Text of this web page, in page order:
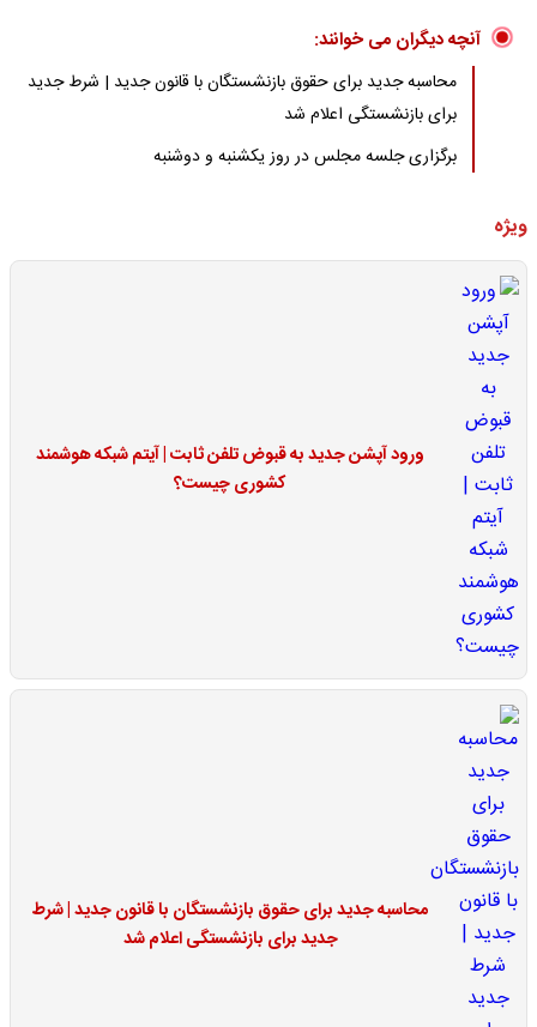
آنچه دیگران می خوانند:
محاسبه جدید برای حقوق بازنشستگان با قانون جدید | شرط جدید
برای بازنشستگی اعلام شد
برگزاری جلسه مجلس در روز یکشنبه و دوشنبه
ویژه
ورود آپشن جدید به قبوض تلفن ثابت | آیتم شبکه هوشمند
کشوری چیست؟
محاسبه جدید برای حقوق بازنشستگان با قانون جدید | شرط
جدید برای بازنشستگی اعلام شد